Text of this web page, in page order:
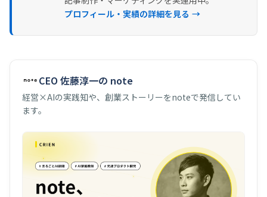
プロフィール・実績の詳細を見る →
CEO 佐藤淳一の note
経営×AIの実践知や、創業ストーリーをnoteで発信してい
ます。